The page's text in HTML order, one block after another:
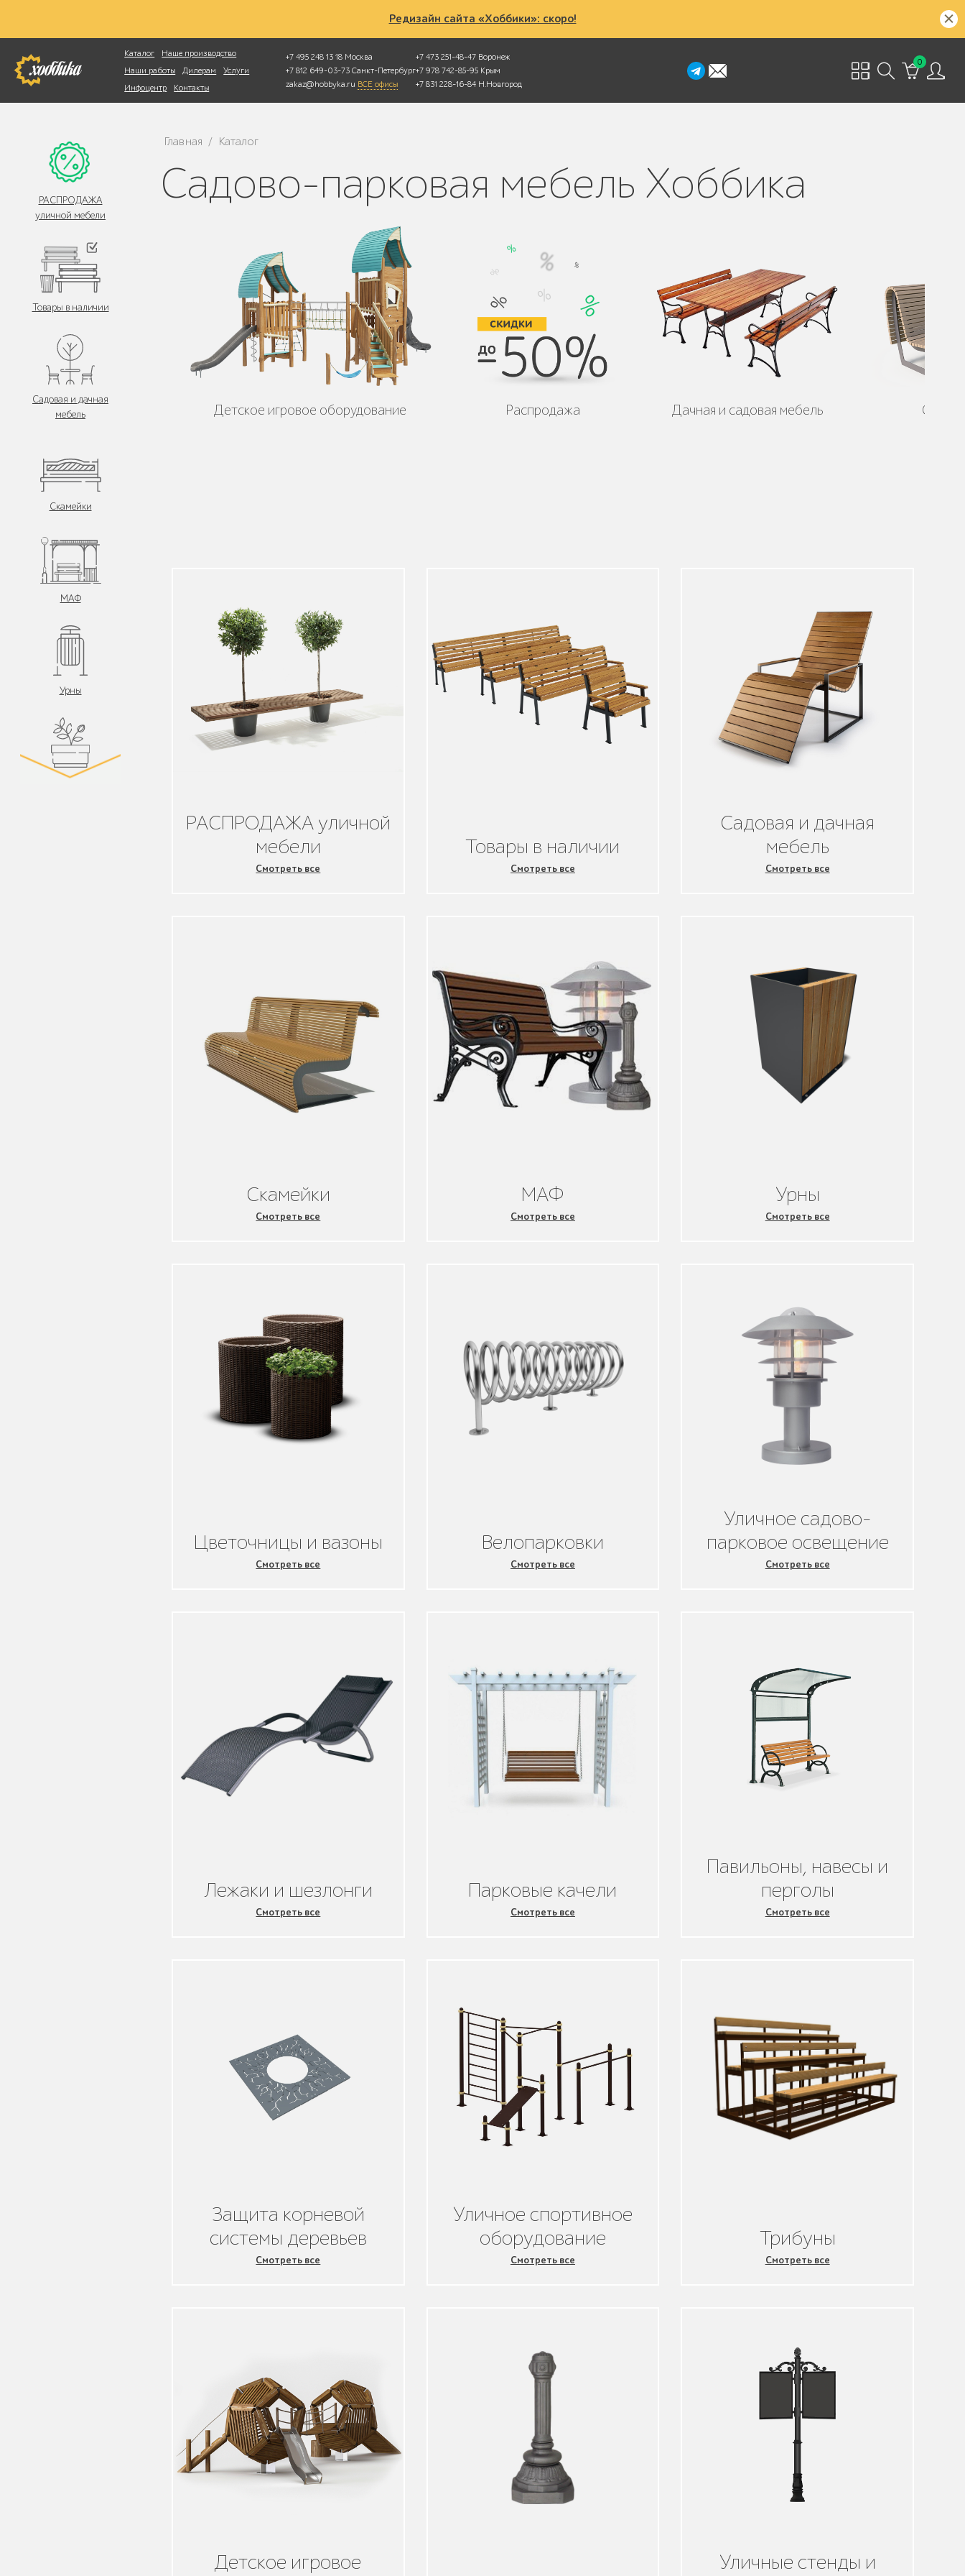
Редизайн сайта «Хоббики»: скоро!
Каталог
Наше производство
Наши работы
Дилерам
Услуги
Инфоцентр
Контакты
+7 495 248 13 18 Москва
+7 812 649-03-73 Санкт-Петербург
zakaz@hobbyka.ru ВСЕ офисы
+7 473 251-48-47 Воронеж
+7 978 742-85-95 Крым
+7 831 228-16-84 Н.Новгород
0
Фотопоиск
РАСПРОДАЖА
уличной мебели
Товары в наличии
Садовая и дачная
мебель
Скамейки
МАФ
Урны
Цветочницы и
Главная / Каталог
Садово-парковая мебель Хоббика
Детское игровое оборудование Распродажа Дачная и садовая мебель
РАСПРОДАЖА уличной
мебели
Смотреть все
Товары в наличии
Смотреть все
Садовая и дачная
мебель
Смотреть все
Скамейки
Смотреть все
МАФ
Смотреть все
Урны
Смотреть все
Цветочницы и вазоны
Смотреть все
Велопарковки
Смотреть все
Уличное садово-
парковое освещение
Смотреть все
Лежаки и шезлонги
Смотреть все
Парковые качели
Смотреть все
Павильоны, навесы и
перголы
Смотреть все
Защита корневой
системы деревьев
Смотреть все
Уличное спортивное
оборудование
Смотреть все
Трибуны
Смотреть все
Детское игровое
Уличные стенды и